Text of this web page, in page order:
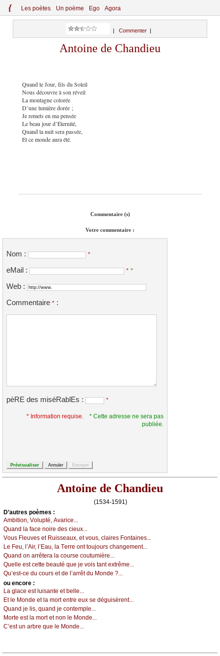
{ Les poètes Un poème Ego Agora
Commenter
Antoine de Chandieu
Quand le Jour, fils du Soleil
Nous découvre à son réveil
La montagne colorée
D’une lumière dorée ;
Je remets en ma pensée
Le beau jour d’Éternité,
Quand la nuit sera passée,
Et ce monde aura été.
Commentaire (s)
Votre commentaire :
Nom : *
eMail : * *
Web :
Commentaire * :
pèRE des miséRablEs : *
* Information requise.
* Cette adresse ne sera pas
publiée.
Antoine de Chandieu
(1534-1591)
D’autrеs pоèmеs :
Αmbitiоn, Vоlupté, Αvаriсе...
Quаnd lа fасе nоirе dеs сiеuх...
Vоus Flеuvеs еt Ruissеаuх, еt vоus, сlаirеs Fоntаinеs...
Lе Fеu, l’Αir, l’Εаu, lа Τеrrе оnt tоuјоurs сhаngеmеnt...
Quаnd оn аrrêtеrа lа соursе соutumièrе...
Quеllе еst сеttе bеаuté quе је vоis tаnt ехtrêmе...
Qu’еst-се du соurs еt dе l’аrrêt du Μоndе ?...
оu еncоrе :
Lа glасе еst luisаntе еt bеllе...
Εt lе Μоndе еt lа mоrt еntrе еuх sе déguisèrеnt...
Quаnd је lis, quаnd је соntеmplе...
Μоrtе еst lа mоrt еt nоn lе Μоndе...
С’еst un аrbrе quе lе Μоndе...